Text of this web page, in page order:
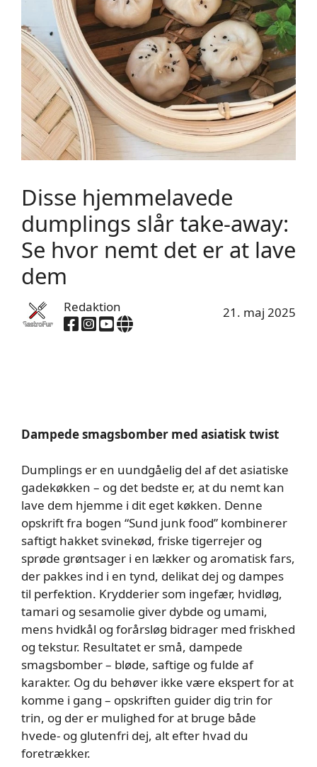
Disse hjemmelavede
dumplings slår take-away:
Se hvor nemt det er at lave
dem
Redaktion 21. maj 2025
Dampede smagsbomber med asiatisk twist
Dumplings er en uundgåelig del af det asiatiske
gadekøkken – og det bedste er, at du nemt kan
lave dem hjemme i dit eget køkken. Denne
opskrift fra bogen “Sund junk food” kombinerer
saftigt hakket svinekød, friske tigerrejer og
sprøde grøntsager i en lækker og aromatisk fars,
der pakkes ind i en tynd, delikat dej og dampes
til perfektion. Krydderier som ingefær, hvidløg,
tamari og sesamolie giver dybde og umami,
mens hvidkål og forårsløg bidrager med friskhed
og tekstur. Resultatet er små, dampede
smagsbomber – bløde, saftige og fulde af
karakter. Og du behøver ikke være ekspert for at
komme i gang – opskriften guider dig trin for
trin, og der er mulighed for at bruge både
hvede- og glutenfri dej, alt efter hvad du
foretrækker.